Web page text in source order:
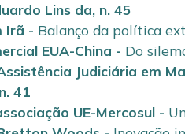
Lins da, n. 45
Irã - Balanço da política
EUA-China - Do
Judiciária em
n. 41
UE-Mercosul -